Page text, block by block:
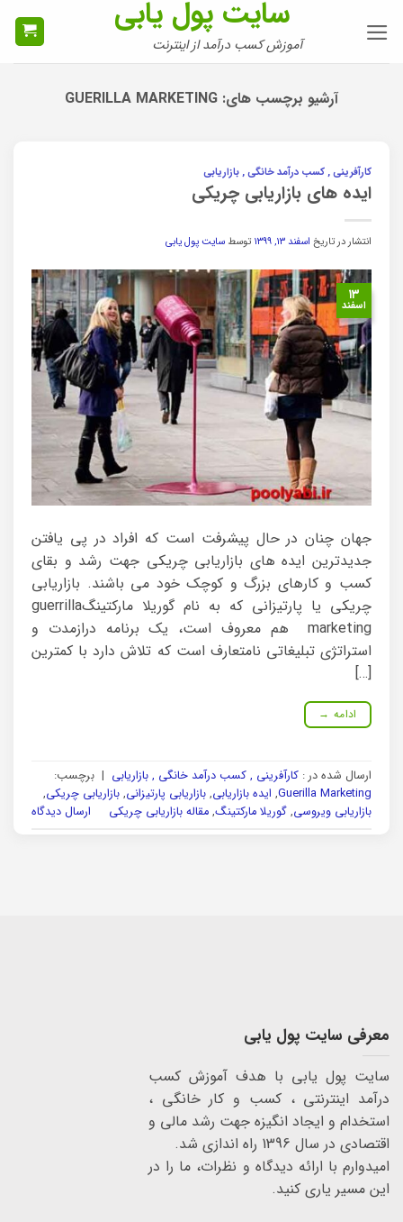
سایت پول یابی
آموزش کسب درآمد از اینترنت
آرشیو برچسب های: GUERILLA MARKETING
کارآفرینی , کسب درآمد خانگی , بازاریابی
ایده های بازاریابی چریکی
انتشار در تاریخ اسفند ۱۳, ۱۳۹۹ توسط سایت پول یابی
۱۳
اسفند
جهان چنان در حال پیشرفت است که افراد در پی یافتن
جدیدترین ایده های بازاریابی چریکی جهت رشد و بقای
کسب و کارهای بزرگ و کوچک خود می باشند. بازاریابی
چریکی یا پارتیزانی که به نام گوریلا مارکتینگguerrilla
marketing هم معروف است، یک برنامه درازمدت و
استراتژی تبلیغاتی نامتعارف است که تلاش دارد با کمترین
[…]
ادامه →
ارسال شده در : کارآفرینی , کسب درآمد خانگی , بازاریابی | برچسب:
Guerilla Marketing
, ایده بازاریابی, بازاریابی پارتیزانی, بازاریابی چریکی,
بازاریابی ویروسی, گوریلا مارکتینگ, مقاله بازاریابی چریکی ارسال دیدگاه
معرفی سایت پول یابی
سایت پول یابی با هدف آموزش کسب
درآمد اینترنتی ، کسب و کار خانگی ،
استخدام و ایجاد انگیزه جهت رشد مالی و
اقتصادی در سال 1396 راه اندازی شد.
امیدوارم با ارائه دیدگاه و نظرات، ما را در
این مسیر یاری کنید.